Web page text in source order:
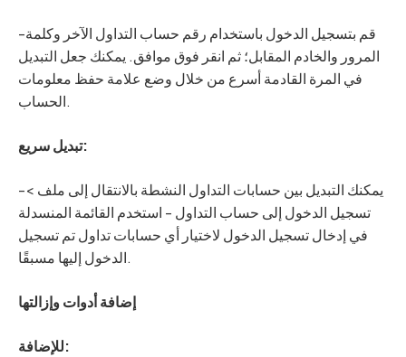
-قم بتسجيل الدخول باستخدام رقم حساب التداول الآخر وكلمة
المرور والخادم المقابل؛ ثم انقر فوق موافق. يمكنك جعل التبديل
في المرة القادمة أسرع من خلال وضع علامة حفظ معلومات
الحساب.
تبديل سريع:
-يمكنك التبديل بين حسابات التداول النشطة بالانتقال إلى ملف >
تسجيل الدخول إلى حساب التداول - استخدم القائمة المنسدلة
في إدخال تسجيل الدخول لاختيار أي حسابات تداول تم تسجيل
الدخول إليها مسبقًا.
إضافة أدوات وإزالتها
للإضافة: